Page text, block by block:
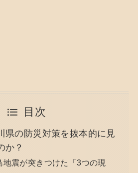
目次
県の防災対策を抜本的に見
か？
地震が突きつけた「3つの現